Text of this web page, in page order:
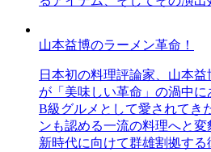
山本益博のラーメン革命！
日本初の料理評論家、山本
が「美味しい革命」の渦中に
B級グルメとして愛されてき
ンも認める一流の料理へと変
新時代に向けて群雄割拠す